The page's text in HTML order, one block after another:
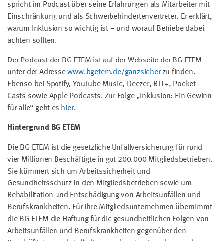
spricht im Podcast über seine Erfahrungen als Mitarbeiter mit
Einschränkung und als Schwerbehindertenvertreter. Er erklärt,
warum Inklusion so wichtig ist – und worauf Betriebe dabei
achten sollten.
Der Podcast der BG ETEM ist auf der Webseite der BG ETEM
unter der Adressewww.bgetem.de/ganzsicherzu finden.
Ebenso bei Spotify, YouTube Music, Deezer, RTL+, Pocket
Casts sowie Apple Podcasts. Zur Folge „Inklusion: Ein Gewinn
für alle“ geht es hier.
Hintergrund BG ETEM
Die BG ETEM ist die gesetzliche Unfallversicherung für rund
vier Millionen Beschäftigte in gut 200.000 Mitgliedsbetrieben.
Sie kümmert sich um Arbeitssicherheit und
Gesundheitsschutz in den Mitgliedsbetrieben sowie um
Rehabilitation und Entschädigung von Arbeitsunfällen und
Berufskrankheiten. Für ihre Mitgliedsunternehmen übernimmt
die BG ETEM die Haftung für die gesundheitlichen Folgen von
Arbeitsunfällen und Berufskrankheiten gegenüber den